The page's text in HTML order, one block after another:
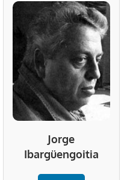
Jorge
Ibargüengoitia